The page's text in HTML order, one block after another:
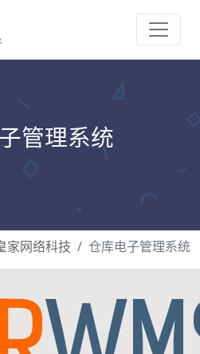
管理系统
家网络科技 仓库电子管理系统